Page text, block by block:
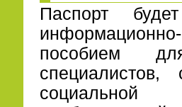
Паспорт
пособием